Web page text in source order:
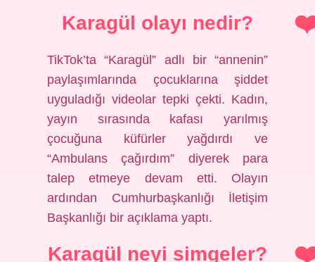
Karagül olayı nedir?
TikTok’ta “Karagül” adlı bir “annenin”
paylaşımlarında çocuklarına şiddet
uyguladığı videolar tepki çekti. Kadın,
yayın sırasında kafası yarılmış
çocuğuna küfürler yağdırdı ve
“Ambulans çağırdım” diyerek para
talep etmeye devam etti. Olayın
ardından Cumhurbaşkanlığı İletişim
Başkanlığı bir açıklama yaptı.
Karagül neyi simgeler?